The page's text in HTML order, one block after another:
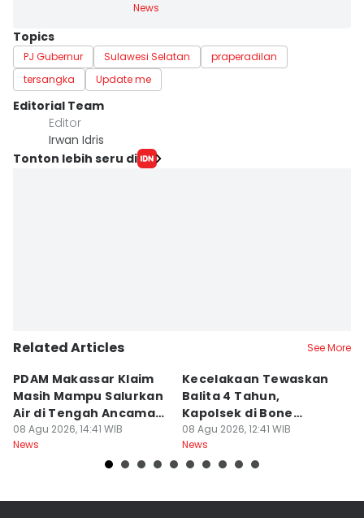
News
Topics
PJ Gubernur Sulawesi Selatan
praperadilan
tersangka
Update me
Editorial Team
Editor
Irwan Idris
Tonton lebih seru di
Related Articles See More
PDAM Makassar Klaim
Masih Mampu Salurkan
Air di Tengah Ancaman
Kekeringan
08 Agu 2026, 14:41 WIB
News
Kecelakaan Tewaskan
Balita 4 Tahun,
Kapolsek di Bone
Diperiksa Propam
08 Agu 2026, 12:41 WIB
News